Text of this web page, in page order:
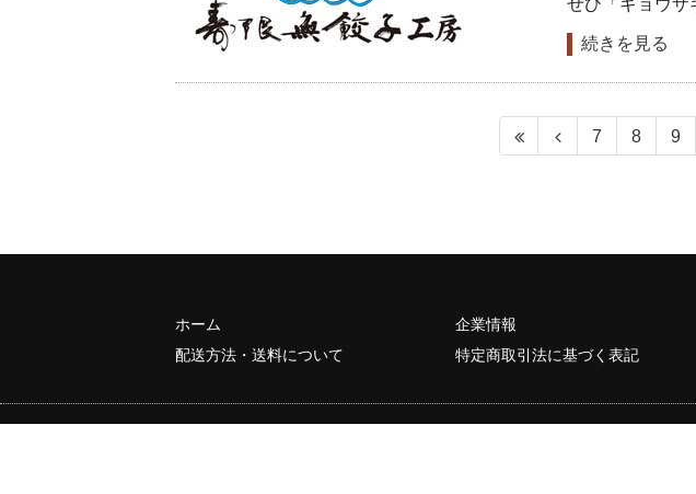
ぜひ「ギョウ
続きを見る
7 8 9
ホーム 企業情報
配送方法・送料について
特定商取引法に基づく表記